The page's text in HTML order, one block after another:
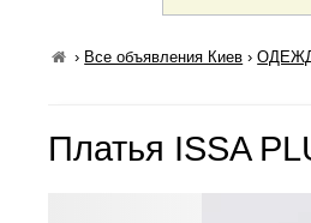
› Все объявления Киев ›
Платья ISSA